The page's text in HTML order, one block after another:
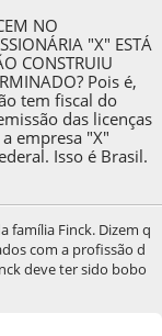
NO
"X" ESTÁ
CONSTRUIU
Pois é,
tem fiscal do
das licenças
empresa "X"
Isso é Brasil.
família Finck. Dizem q
com a profissão d
deve ter sido bobo